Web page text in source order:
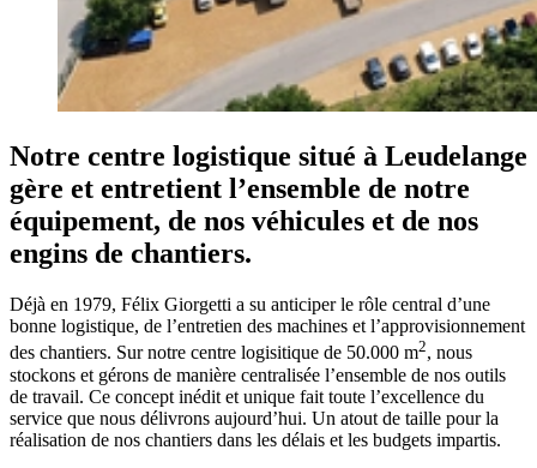
Notre centre logistique situé à Leudelange
gère et entretient l’ensemble de notre
équipement, de nos véhicules et de nos
engins de chantiers.
Déjà en 1979, Félix Giorgetti a su anticiper le rôle central d’une
bonne logistique, de l’entretien des machines et l’approvisionnement
des chantiers. Sur notre centre logisitique de 50.000 m2, nous
stockons et gérons de manière centralisée l’ensemble de nos outils
de travail. Ce concept inédit et unique fait toute l’excellence du
service que nous délivrons aujourd’hui. Un atout de taille pour la
réalisation de nos chantiers dans les délais et les budgets impartis.